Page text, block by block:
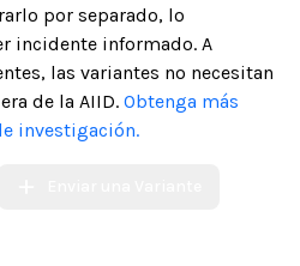
por separado, lo
incidente informado. A
las variantes no necesitan
de la AIID. Obtenga más
investigación.